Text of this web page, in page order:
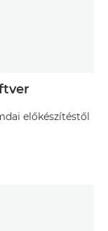
előkészítéstől